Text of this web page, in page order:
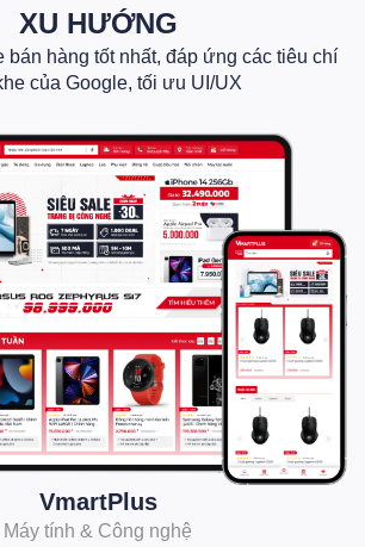
XU HƯỚNG
bán hàng tốt nhất, đáp ứng các tiêu chí
của Google, tối ưu UI/UX
VmartPlus
Máy tính & Công nghệ